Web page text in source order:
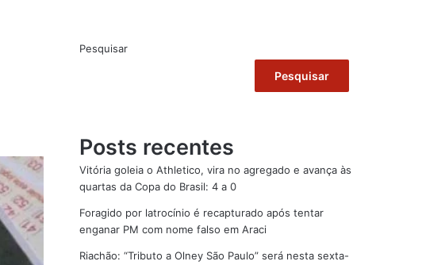
Pesquisar
Pesquisar
Posts recentes
Vitória goleia o Athletico, vira no agregado e avança às
quartas da Copa do Brasil: 4 a 0
Foragido por latrocínio é recapturado após tentar
enganar PM com nome falso em Araci
Riachão: “Tributo a Olney São Paulo” será nesta sexta-